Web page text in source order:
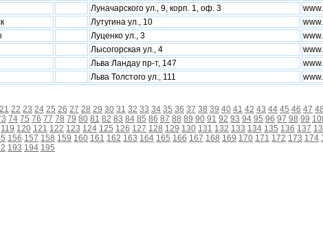
Луначарского ул., 9, корп. 1, оф. 3
Лутугина ул., 10
Луценко ул., 3
Лысогорская ул., 4
Льва Ландау пр-т, 147
Льва Толстого ул., 111
21 22 23 24 25 26 27 28 29 30 31 32 33 34 35 36 37 38 39 40 41 42 43 44 45 46 47 48
74 75 76 77 78 79 80 81 82 83 84 85 86 87 88 89 90 91 92 93 94 95 96 97 98 99
119 120 121 122 123 124 125 126 127 128 129 130 131 132 133 134 135 136 137
156 157 158 159 160 161 162 163 164 165 166 167 168 169 170 171 172 173 174
193 194 195